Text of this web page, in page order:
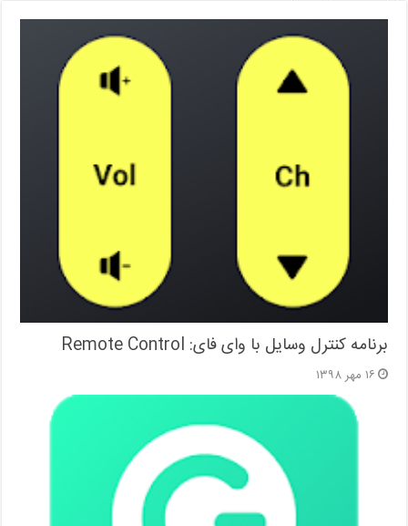
برنامه کنترل وسایل با وای فای: Remote Control
۱۶ مهر ۱۳۹۸